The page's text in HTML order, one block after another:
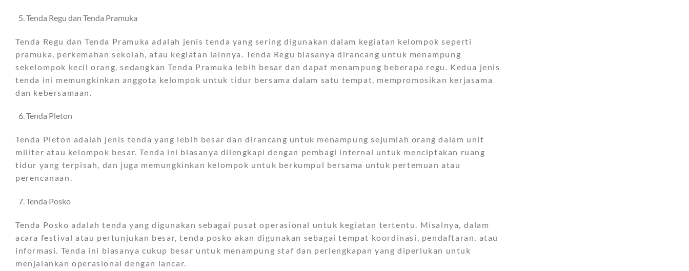
Tenda Regu dan Tenda Pramuka
Tenda Regu dan Tenda Pramuka adalah jenis tenda yang sering digunakan dalam kegiatan kelompok seperti
pramuka, perkemahan sekolah, atau kegiatan lainnya. Tenda Regu biasanya dirancang untuk menampung
sekelompok kecil orang, sedangkan Tenda Pramuka lebih besar dan dapat menampung beberapa regu. Kedua jenis
tenda ini memungkinkan anggota kelompok untuk tidur bersama dalam satu tempat, mempromosikan kerjasama
dan kebersamaan.
Tenda Pleton
Tenda Pleton adalah jenis tenda yang lebih besar dan dirancang untuk menampung sejumlah orang dalam unit
militer atau kelompok besar. Tenda ini biasanya dilengkapi dengan pembagi internal untuk menciptakan ruang
tidur yang terpisah, dan juga memungkinkan kelompok untuk berkumpul bersama untuk pertemuan atau
perencanaan.
Tenda Posko
Tenda Posko adalah tenda yang digunakan sebagai pusat operasional untuk kegiatan tertentu. Misalnya, dalam
acara festival atau pertunjukan besar, tenda posko akan digunakan sebagai tempat koordinasi, pendaftaran, atau
informasi. Tenda ini biasanya cukup besar untuk menampung staf dan perlengkapan yang diperlukan untuk
menjalankan operasional dengan lancar.